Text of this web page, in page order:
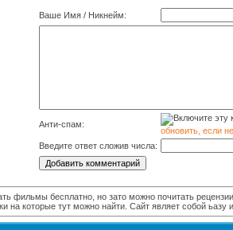
Ваше Имя / Никнейм:
Анти-спам:
обновить, если
Введите ответ сложив числа:
фильмы бесплатно, но зато можно почитать
на которые тут можно найти. Сайт являет собой